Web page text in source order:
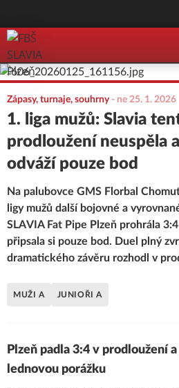
FBŠ SLAVIA Plzeň
Zápasy, turnaje, souhrny - ne 25. 1. 2026
1. liga mužů: Slavia
prodloužení neuspěla
odváží pouze bod
Na palubovce GMS Florbal
ligy mužů další bojovné a
SLAVIA Fat Pipe Plzeň prohrála
připsala si pouze bod. Duel plný
dramatického závěru rozhodl v
MUŽI A JUNIOŘI A
Plzeň padla 3:4 v prodloužení
lednovou porážku